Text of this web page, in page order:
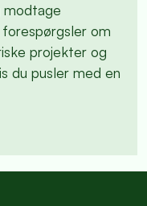
modtage
om
projekter og
du pusler med en